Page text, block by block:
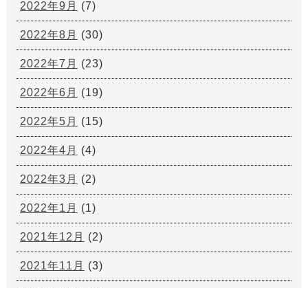
2022年9月 (7)
2022年8月 (30)
2022年7月 (23)
2022年6月 (19)
2022年5月 (15)
2022年4月 (4)
2022年3月 (2)
2022年1月 (1)
2021年12月 (2)
2021年11月 (3)